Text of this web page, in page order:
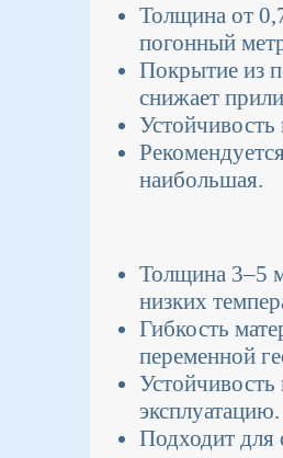
Толщина от
погонный
Покрытие из
снижает
наибольшая.
Толщина 3–5
низких
Гибкость
переменной
эксплуатацию.
Подходит для